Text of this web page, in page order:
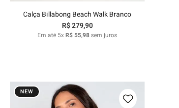
Calça Billabong Beach Walk Branco
R$279,90
Em até 5xR$ 55,98sem juros
NEW